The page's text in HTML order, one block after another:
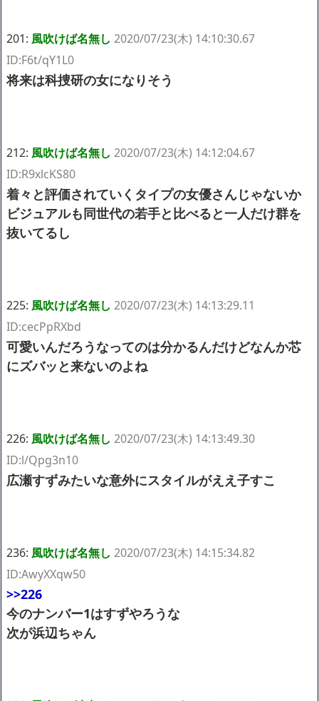
201: 風吹けば名無し 2020/07/23(木) 14:10:30.67
ID:F6t/qY1L0
将来は科捜研の女になりそう
212: 風吹けば名無し 2020/07/23(木) 14:12:04.67
ID:R9xlcKS80
着々と評価されていくタイプの女優さんじゃないか
ビジュアルも同世代の若手と比べると一人だけ群を
抜いてるし
225: 風吹けば名無し 2020/07/23(木) 14:13:29.11
ID:cecPpRXbd
可愛いんだろうなってのは分かるんだけどなんか芯
にズバッと来ないのよね
226: 風吹けば名無し 2020/07/23(木) 14:13:49.30
ID:l/Qpg3n10
広瀬すずみたいな意外にスタイルがええ子すこ
236: 風吹けば名無し 2020/07/23(木) 14:15:34.82
ID:AwyXXqw50
>>226
今のナンバー1はすずやろうな
次が浜辺ちゃん